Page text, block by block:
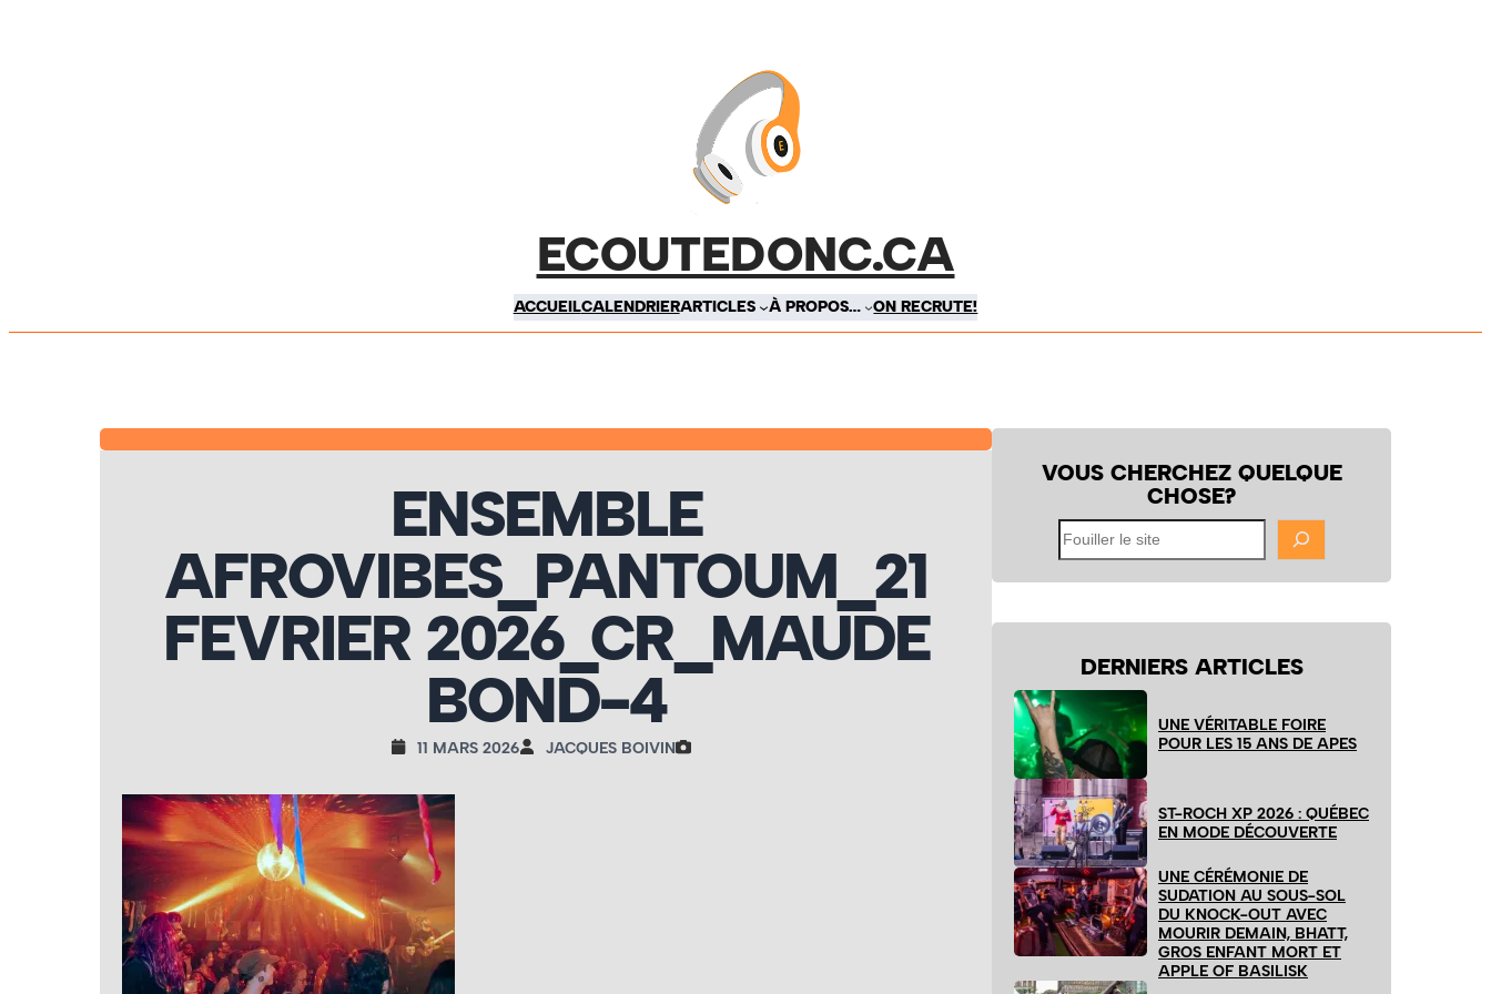
ECOUTEDONC.CA
ACCUEILCALENDRIERARTICLES À PROPOS… ON RECRUTE!
ENSEMBLE
AFROVIBES_PANTOUM_21
FEVRIER 2026_CR_MAUDE
BOND-4
11 MARS 2026 JACQUES BOIVIN
VOUS CHERCHEZ QUELQUE
CHOSE?
Fouiller
le
site
DERNIERS ARTICLES
UNE VÉRITABLE FOIRE
POUR LES 15 ANS DE APES
ST-ROCH XP 2026 : QUÉBEC
EN MODE DÉCOUVERTE
UNE CÉRÉMONIE DE
SUDATION AU SOUS-SOL
DU KNOCK-OUT AVEC
MOURIR DEMAIN, BHATT,
GROS ENFANT MORT ET
APPLE OF BASILISK